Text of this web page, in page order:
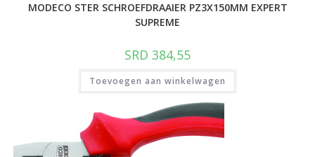
MODECO STER SCHROEFDRAAIER PZ3X150MM EXPERT
SUPREME
SRD 384,55
Toevoegen aan winkelwagen